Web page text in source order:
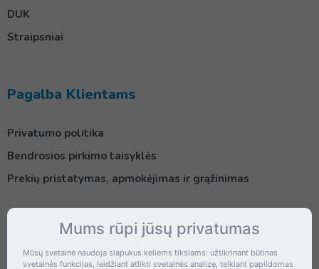
DUK
Straipsniai
Pagalba Klientams
Privatumo politika
Bendrosios pirkimo taisyklės
Prekių pristatymas, apmokėjimas ir grąžinimas
KontaktaiMums rūpi jūsų privatumas
Mūsų svetainė naudoja slapukus keliems tikslams: užtikrinant būtinas
svetainės funkcijas, leidžiant atlikti svetainės analizę, teikiant papildomas